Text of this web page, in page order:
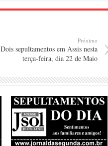
Próximo
Dois sepultamentos em Assis nesta
terça-feira, dia 22 de Maio